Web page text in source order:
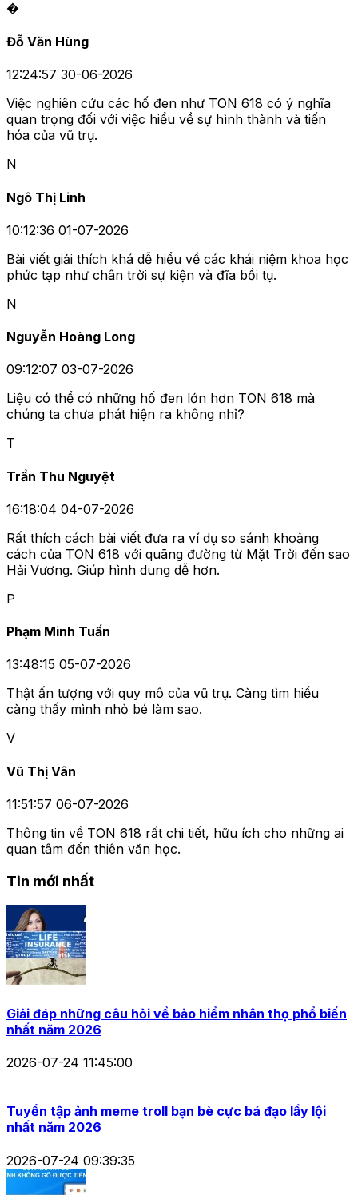
�
Đỗ Văn Hùng
12:24:57 30-06-2026
Việc nghiên cứu các hố đen như TON 618 có ý nghĩa
quan trọng đối với việc hiểu về sự hình thành và tiến
hóa của vũ trụ.
N
Ngô Thị Linh
10:12:36 01-07-2026
Bài viết giải thích khá dễ hiểu về các khái niệm khoa học
phức tạp như chân trời sự kiện và đĩa bồi tụ.
N
Nguyễn Hoàng Long
09:12:07 03-07-2026
Liệu có thể có những hố đen lớn hơn TON 618 mà
chúng ta chưa phát hiện ra không nhỉ?
T
Trần Thu Nguyệt
16:18:04 04-07-2026
Rất thích cách bài viết đưa ra ví dụ so sánh khoảng
cách của TON 618 với quãng đường từ Mặt Trời đến sao
Hải Vương. Giúp hình dung dễ hơn.
P
Phạm Minh Tuấn
13:48:15 05-07-2026
Thật ấn tượng với quy mô của vũ trụ. Càng tìm hiểu
càng thấy mình nhỏ bé làm sao.
V
Vũ Thị Vân
11:51:57 06-07-2026
Thông tin về TON 618 rất chi tiết, hữu ích cho những ai
quan tâm đến thiên văn học.
Tin mới nhất
Giải đáp những câu hỏi về bảo hiểm nhân thọ phổ biến
nhất năm 2026
2026-07-24 11:45:00
Tuyển tập ảnh meme troll bạn bè cực bá đạo lầy lội
nhất năm 2026
2026-07-24 09:39:35